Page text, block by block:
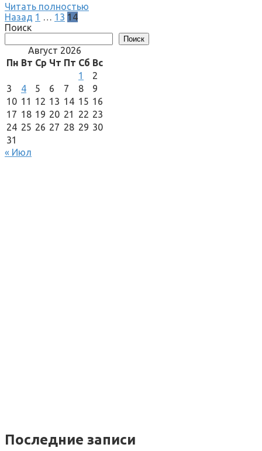
Читать полностью
Пагинация
записей
Назад 1 … 13 14
Поиск
Поиск
Август 2026
Пн Вт Ср Чт Пт Сб Вс
1
2
3
4 5 6 7 8
9
10 11 12 13 14 15 16
17 18 19 20 21 22 23
24 25 26 27 28 29 30
31
« Июл
Последние записи